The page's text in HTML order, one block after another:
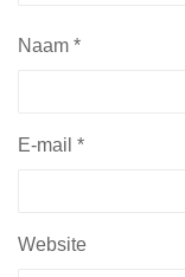
Naam *
E-mail *
Website